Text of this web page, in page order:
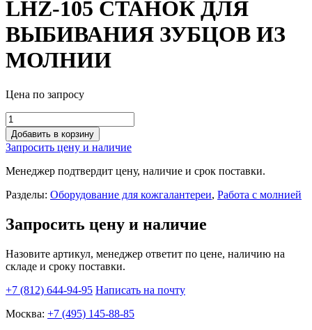
LHZ-105 СТАНОК ДЛЯ
ВЫБИВАНИЯ ЗУБЦОВ ИЗ
МОЛНИИ
Цена по запросу
LHZ-
105
СТАНОК
ДЛЯ
ВЫБИВАНИЯ
ЗУБЦОВ
ИЗ
quantity
Добавить в корзину
Запросить цену и наличие
Менеджер подтвердит цену, наличие и срок поставки.
Разделы: Оборудование для кожгалантереи, Работа с молнией
Запросить цену и наличие
Назовите артикул, менеджер ответит по цене, наличию на
складе и сроку поставки.
+7 (812) 644-94-95 Написать на почту
Москва: +7 (495) 145-88-85